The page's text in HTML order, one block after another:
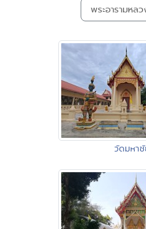
พระอารามหล
วัดมหา